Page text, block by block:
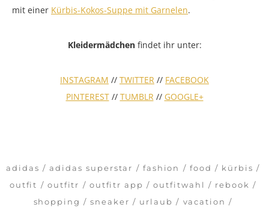
mit einer Kürbis-Kokos-Suppe mit Garnelen.
Kleidermädchenfindet ihr unter:
INSTAGRAM // TWITTER // FACEBOOK
PINTEREST// TUMBLR// GOOGLE+
adidas adidas superstar fashion food
kürbis
outfit
outfitr outfitr app outfitwahl
rebook
shopping
sneaker urlaub
vacation